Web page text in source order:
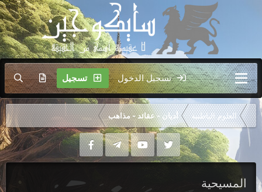
تسجيل الدخول تسجيل
العلوم الباطنية أديان - عقائد - مذاهب
المسيحية